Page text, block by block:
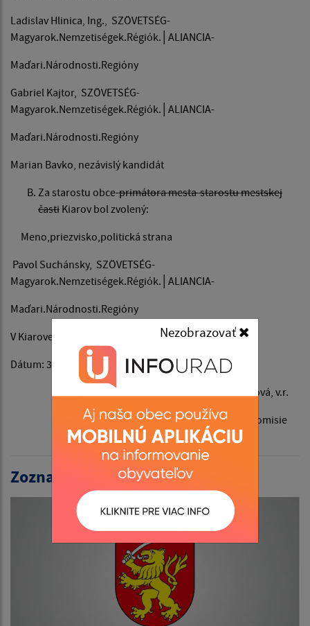
Nezobrazovať
Ladislav Hlinica, Ing., SZÖVETSÉG-
Magyarok.Nemzetiségek.Régiók.│ALIANCIA-
Maďari.Národnosti.Regióny
Gabriel Kajtor, SZÖVETSÉG-
Magyarok.Nemzetiségek.Régiók.│ALIANCIA-
Maďari.Národnosti.Regióny
Marian Bavko, nezávislý kandidát
Za starostu obce-primátora mesta-starostu mestskej
časti Kiarov bol zvolený:
Meno,priezvisko,politická strana
Pavol Suchánsky, SZÖVETSÉG-
Magyarok.Nemzetiségek.Régiók.│ALIANCIA-
Maďari.Národnosti.Regióny
V Kiarove
Dátum: 30.10.2022
Iveta Gyürkyová, v.r.
Predseda volebnej komisie
Zoznam volieb: